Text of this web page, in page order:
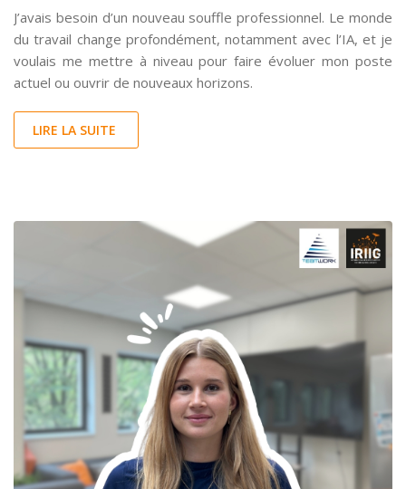
J’avais besoin d’un nouveau souffle professionnel. Le monde
du travail change profondément, notamment avec l’IA, et je
voulais me mettre à niveau pour faire évoluer mon poste
actuel ou ouvrir de nouveaux horizons.
LIRE LA SUITE